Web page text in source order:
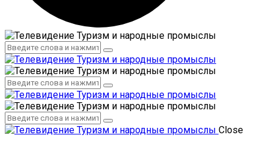
Администрация
Сотрудники
Администрация
Сотрудники
Close